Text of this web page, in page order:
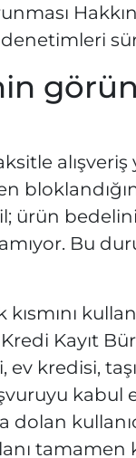
denetimleri
alışveriş
ürün
Bu
Kayıt
kredisi,
kabul
tamamen